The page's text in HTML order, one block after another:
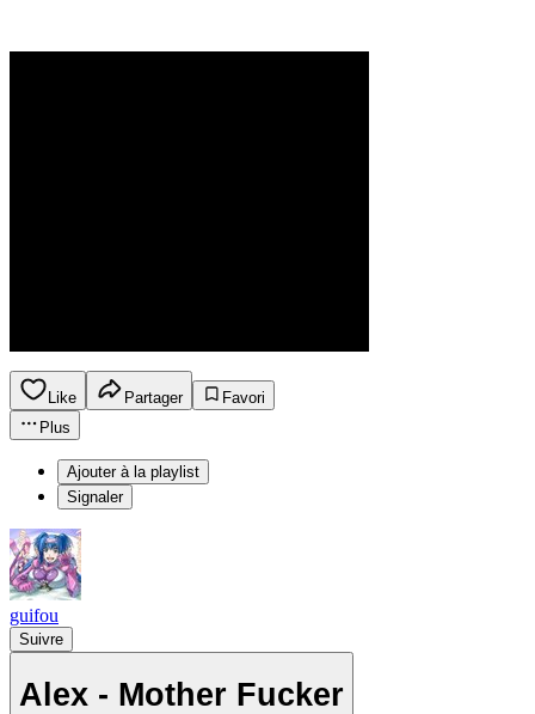
Like Partager
Favori
Plus
Ajouter à la playlist
Signaler
guifou
Suivre
Alex - Mother Fucker